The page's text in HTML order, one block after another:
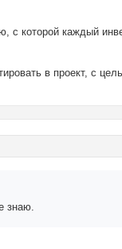
с которой каждый
в проект, с
знаю.